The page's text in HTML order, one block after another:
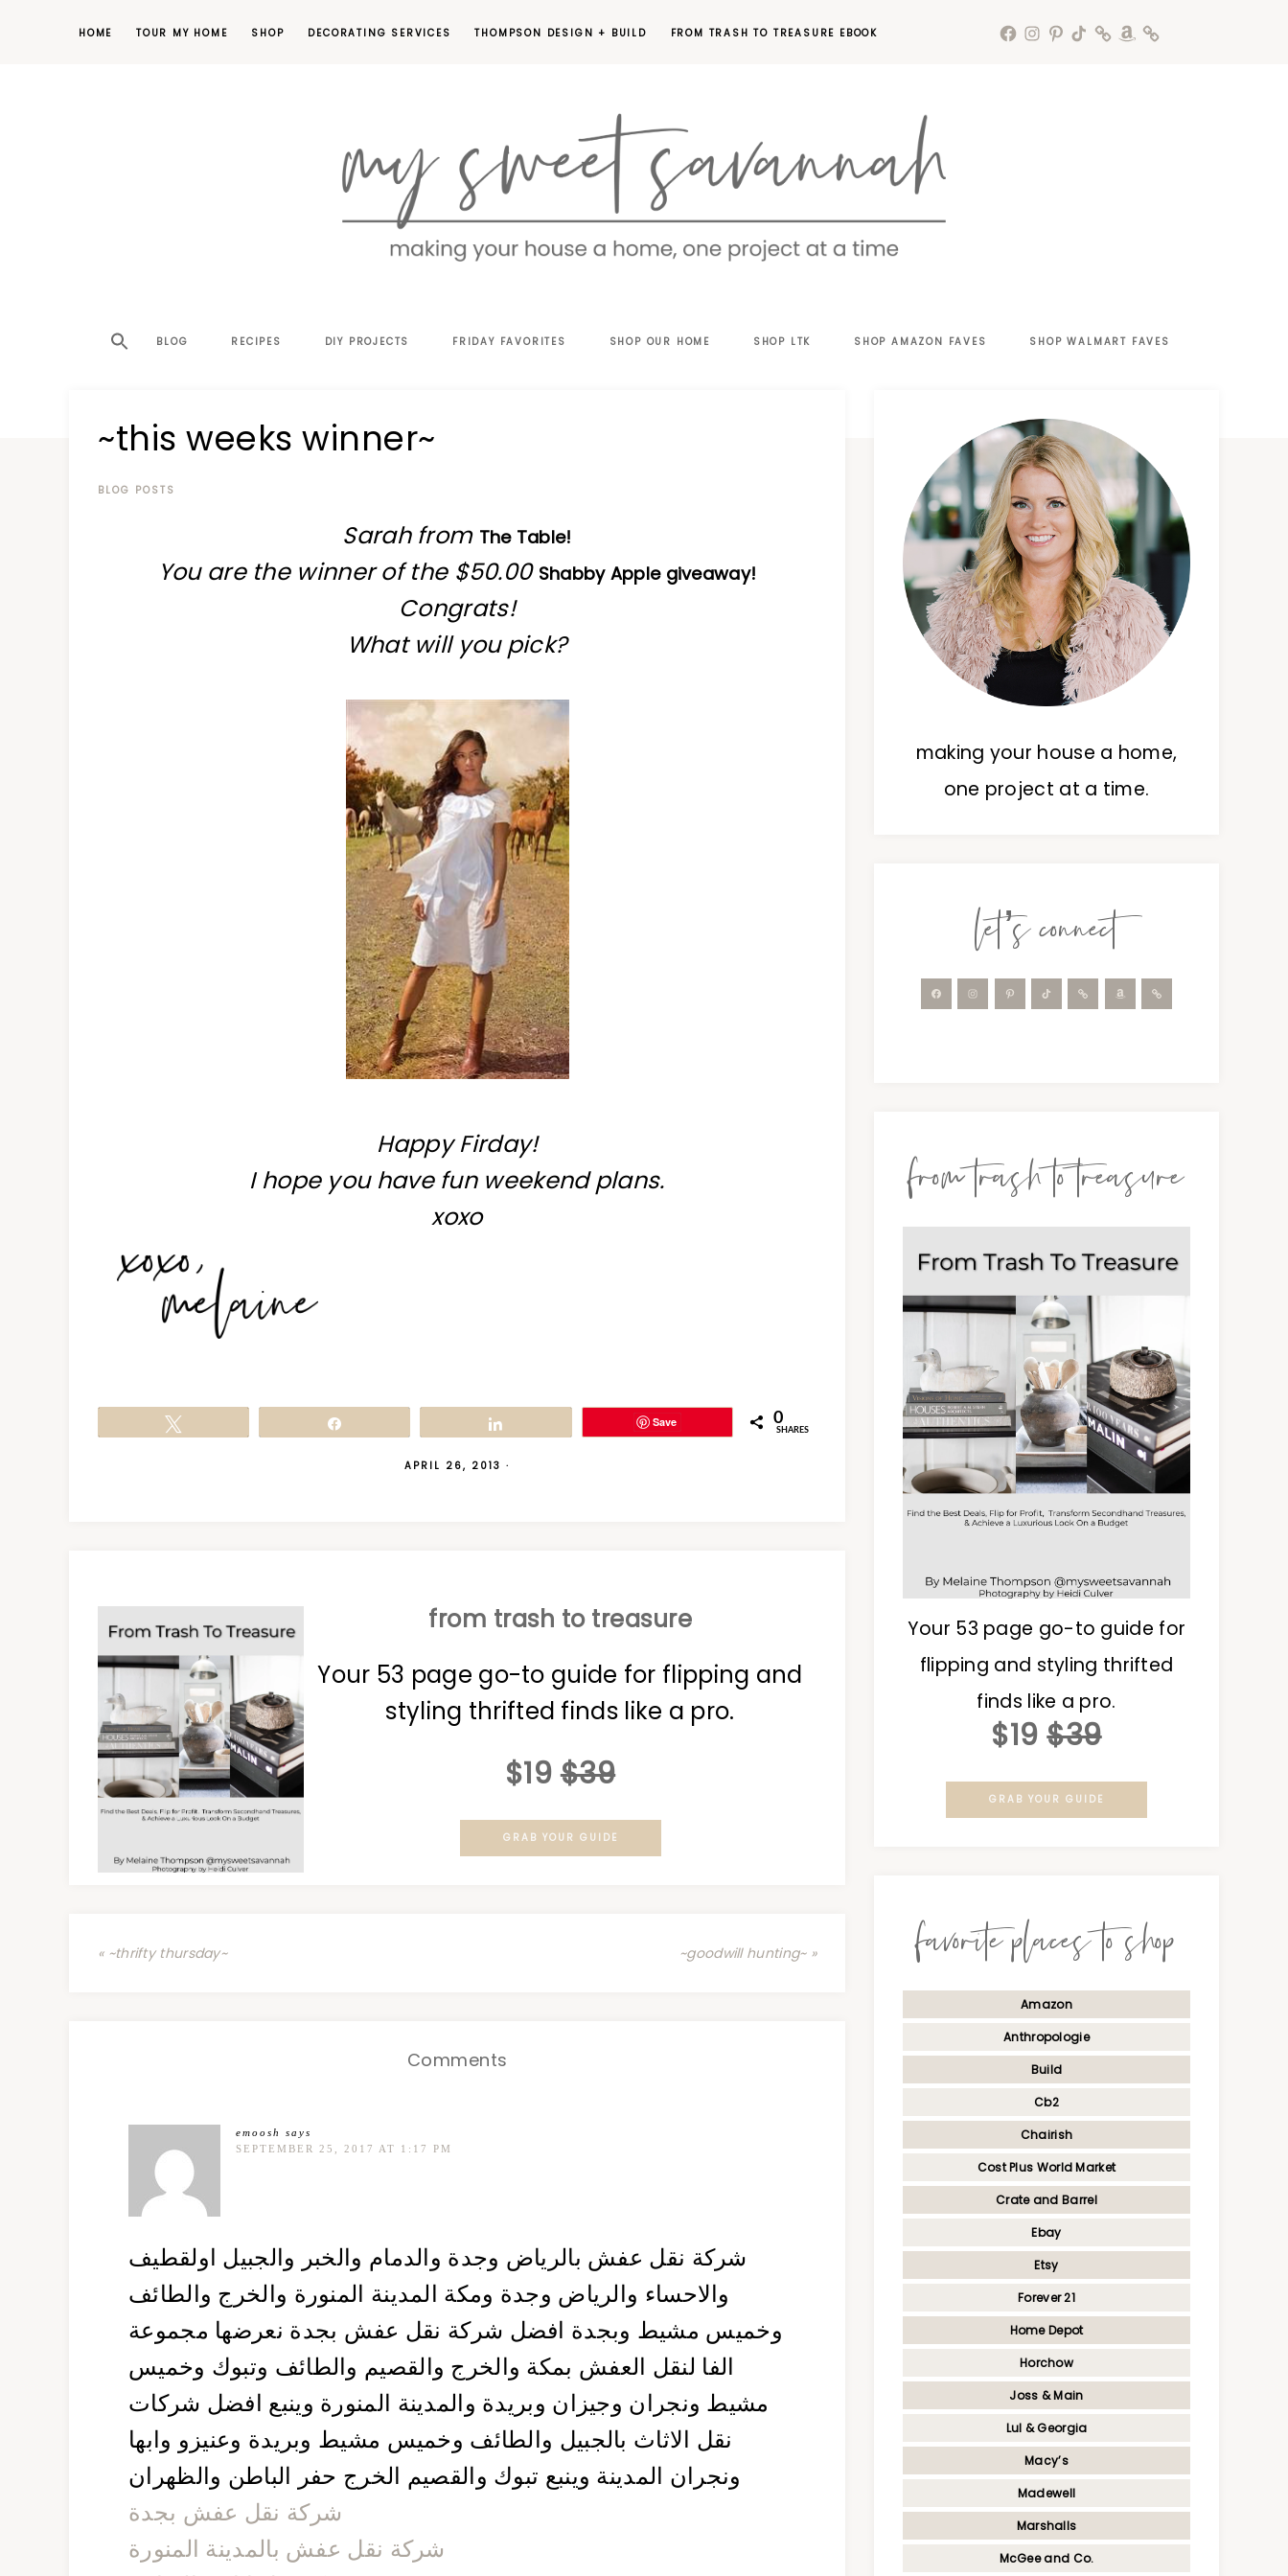
HOME TOUR MY HOME SHOP DECORATING SERVICES THOMPSON DESIGN + BUILD FROM TRASH TO TREASURE EBOOK
SWEET
a
at
a
BLOG RECIPES DIY PROJECTS FRIDAY FAVORITES SHOP OUR HOME SHOP LTK SHOP AMAZON FAVES SHOP WALMART FAVES
~this weeks winner~
BLOG POSTS
Sarah from The Table!
You are the winner of the $50.00 Shabby Apple giveaway!
Congrats!
What will you pick?
Happy Firday!
I hope you have fun weekend plans.
xoxo
Save 0
SHARES
APRIL 26, 2013 ·
from trash to treasure
Your 53 page go-to guide for flipping and
styling thrifted finds like a pro.
$19 $39
GRAB YOUR GUIDE
« ~thrifty thursday~ ~goodwill hunting~ »
Comments
emoosh
says
SEPTEMBER 25, 2017 AT 1:17 PM
شركة نقل عفش بالرياض وجدة والدمام والخبر والجبيل اولقطيف
والاحساء والرياض وجدة ومكة المدينة المنورة والخرج والطائف
وخميس مشيط وبجدة افضل شركة نقل عفش بجدة نعرضها مجموعة
الفا لنقل العفش بمكة والخرج والقصيم والطائف وتبوك وخميس
مشيط ونجران وجيزان وبريدة والمدينة المنورة وينبع افضل شركات
نقل الاثاث بالجبيل والطائف وخميس مشيط وبريدة وعنيزو وابها
ونجران المدينة وينبع تبوك والقصيم الخرج حفر الباطن والظهران
شركة نقل عفش بجدة
شركة نقل عفش بالمدينة المنورة
making your house a home,
one project at a time.
let’s connect
from trash to treasure
Your 53 page go-to guide for
flipping and styling thrifted
finds like a pro.
$19 $39
GRAB YOUR GUIDE
favorite places to shop
Amazon
Anthropologie
Build
Cb2
Chairish
Cost Plus World Market
Crate and Barrel
Ebay
Etsy
Forever 21
Home Depot
Horchow
Joss & Main
Lul & Georgia
Macy’s
Madewell
Marshalls
McGee and Co.